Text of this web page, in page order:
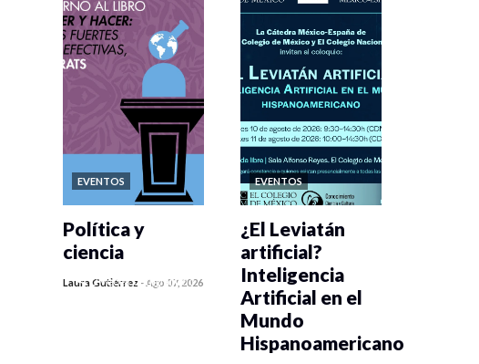
EVENTOS
0 veces compartido
Política y
ciencia
Laura Gutiérrez -Ago 07, 2026
EVENTOS
¿El Leviatán
artificial?
Inteligencia
Artificial en el
Mundo
Hispanoamericano